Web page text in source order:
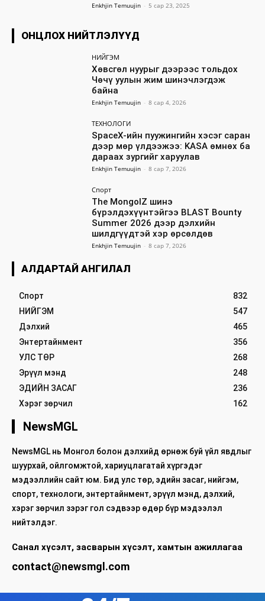
Enkhjin Temuujin - 5 сар 23, 2025
ОНЦЛОХ НИЙТЛЭЛҮҮД
НИЙГЭМ
Хөвсгөл нуурыг дээрээс тольдох
Чөчү уулын жим шинэчлэгдэж
байна
Enkhjin Temuujin - 8 сар 4, 2026
ТЕХНОЛОГИ
SpaceX-ийн пуужингийн хэсэг саран
дээр мөр үлдээжээ: KASA өмнөх ба
дараах зургийг харуулав
Enkhjin Temuujin - 8 сар 7, 2026
Спорт
The MongolZ шинэ
бүрэлдэхүүнтэйгээ BLAST Bounty
Summer 2026 дээр дэлхийн
шилдгүүдтэй хэр өрсөлдөв
Enkhjin Temuujin - 8 сар 7, 2026
АЛДАРТАЙ АНГИЛАЛ
Спорт
832
НИЙГЭМ
547
Дэлхий
465
Энтертайнмент
356
УЛС ТӨР
268
Эрүүл мэнд
248
ЭДИЙН ЗАСАГ
236
Хэрэг зөрчил
162
NewsMGL
NewsMGL нь Монгол болон дэлхийд өрнөж буй үйл явдлыг
шуурхай, ойлгомжтой, хариуцлагатай хүргэдэг
мэдээллийн сайт юм. Бид улс төр, эдийн засаг, нийгэм,
спорт, технологи, энтертайнмент, эрүүл мэнд, дэлхий,
хэрэг зөрчил зэрэг гол сэдвээр өдөр бүр мэдээлэл
нийтэлдэг.
Санал хүсэлт, засварын хүсэлт, хамтын ажиллагаа
contact@newsmgl.com